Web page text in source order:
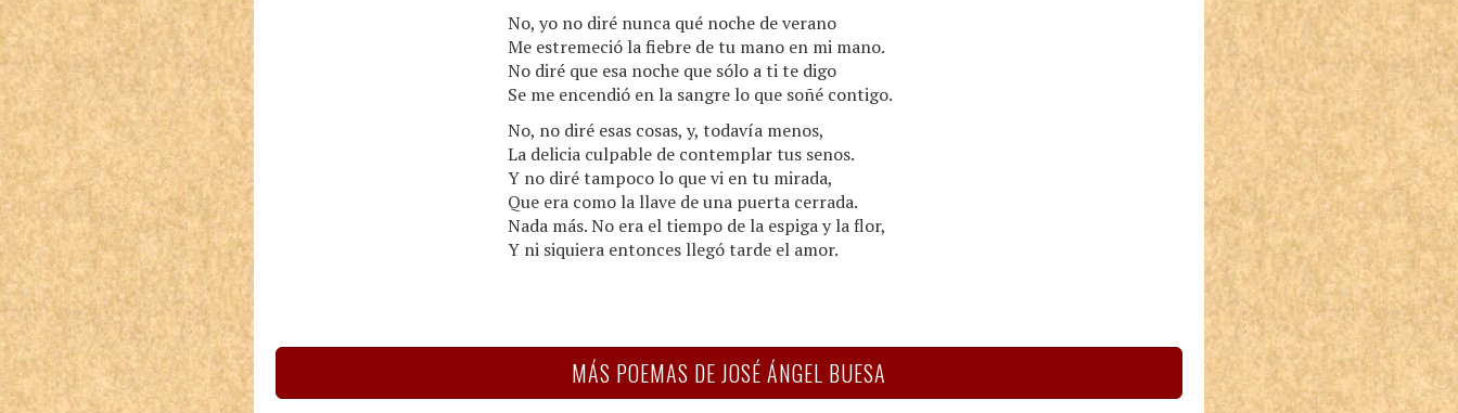
No, yo no diré nunca qué noche de verano
Me estremeció la fiebre de tu mano en mi mano.
No diré que esa noche que sólo a ti te digo
Se me encendió en la sangre lo que soñé contigo.
No, no diré esas cosas, y, todavía menos,
La delicia culpable de contemplar tus senos.
Y no diré tampoco lo que vi en tu mirada,
Que era como la llave de una puerta cerrada.
Nada más. No era el tiempo de la espiga y la flor,
Y ni siquiera entonces llegó tarde el amor.
MÁS POEMAS DE JOSÉ ÁNGEL BUESA